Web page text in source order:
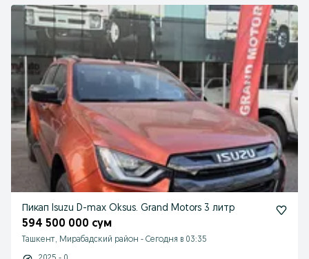
Пикап Isuzu D-max Oksus. Grand Motors 3 литр
594 500 000 сум
Ташкент, Мирабадский район - Сегодня в 03:35